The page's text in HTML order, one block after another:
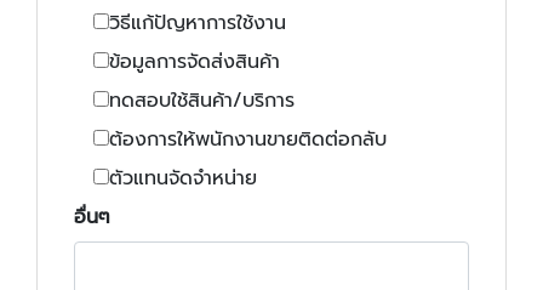
วิธีแก้ปัญหาการใช้งาน
ข้อมูลการจัดส่งสินค้า
ทดสอบใช้สินค้า/บริการ
ต้องการให้พนักงานขายติดต่อกลับ
ตัวแทนจัดจำหน่าย
อื่นๆ